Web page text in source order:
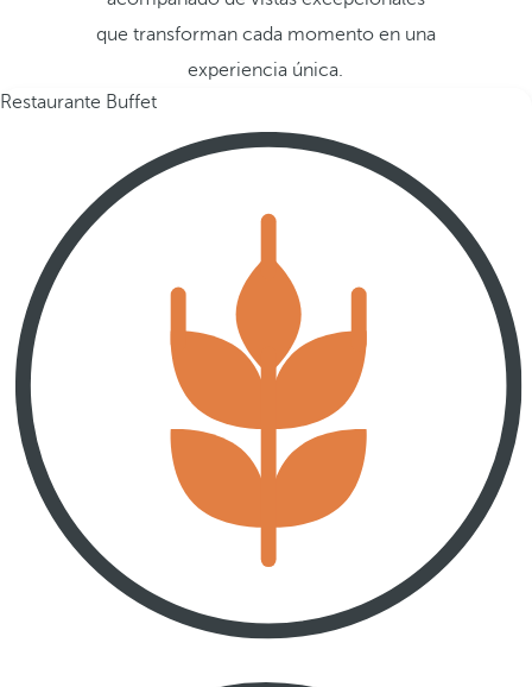
que transforman cada momento en una
experiencia única.
Restaurante Buffet